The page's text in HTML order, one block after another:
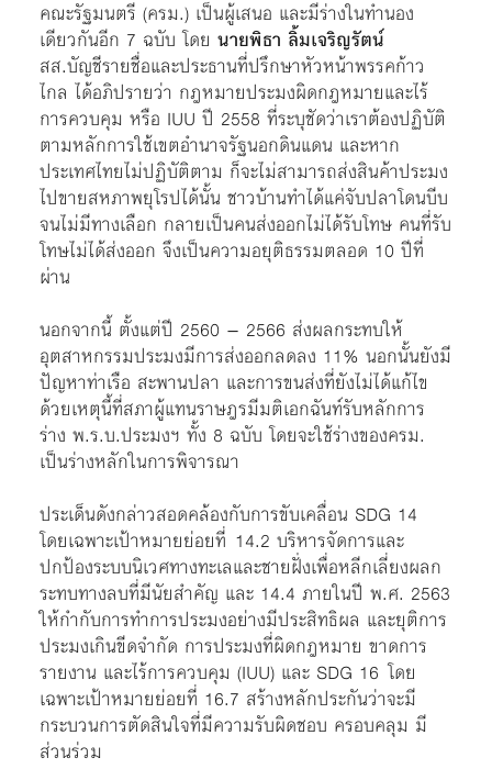
คณะรัฐมนตรี (ครม.) เป็นผู้เสนอ และมีร่างในทำนอง
เดียวกันอีก 7 ฉบับ โดย นายพิธา ลิ้มเจริญรัตน์
สส.บัญชีรายชื่อและประธานที่ปรึกษาหัวหน้าพรรคก้าว
ไกล ได้อภิปรายว่า กฎหมายประมงผิดกฎหมายและไร้
การควบคุม หรือ IUU ปี 2558 ที่ระบุชัดว่าเราต้องปฏิบัติ
ตามหลักการใช้เขตอำนาจรัฐนอกดินแดน และหาก
ประเทศไทยไม่ปฏิบัติตาม ก็จะไม่สามารถส่งสินค้าประมง
ไปขายสหภาพยุโรปได้นั้น ชาวบ้านทำได้แค่จับปลาโดนบีบ
จนไม่มีทางเลือก กลายเป็นคนส่งออกไม่ได้รับโทษ คนที่รับ
โทษไม่ได้ส่งออก จึงเป็นความอยุติธรรมตลอด 10 ปีที่
ผ่าน
นอกจากนี้ ตั้งแต่ปี 2560 – 2566 ส่งผลกระทบให้
อุตสาหกรรมประมงมีการส่งออกลดลง 11% นอกนั้นยังมี
ปัญหาท่าเรือ สะพานปลา และการขนส่งที่ยังไม่ได้แก้ไข
ด้วยเหตุนี้ที่สภาผู้แทนราษฎรมีมติเอกฉันท์รับหลักการ
ร่าง พ.ร.บ.ประมงฯ ทั้ง 8 ฉบับ โดยจะใช้ร่างของครม.
เป็นร่างหลักในการพิจารณา
ประเด็นดังกล่าวสอดคล้องกับการขับเคลื่อน SDG 14
โดยเฉพาะเป้าหมายย่อยที่ 14.2 บริหารจัดการและ
ปกป้องระบบนิเวศทางทะเลและชายฝั่งเพื่อหลีกเลี่ยงผลก
ระทบทางลบที่มีนัยสำคัญ และ 14.4 ภายในปี พ.ศ. 2563
ให้กำกับการทำการประมงอย่างมีประสิทธิผล และยุติการ
ประมงเกินขีดจำกัด การประมงที่ผิดกฎหมาย ขาดการ
รายงาน และไร้การควบคุม (IUU) และ SDG 16 โดย
เฉพาะเป้าหมายย่อยที่ 16.7 สร้างหลักประกันว่าจะมี
กระบวนการตัดสินใจที่มีความรับผิดชอบ ครอบคลุม มี
ส่วนร่วม